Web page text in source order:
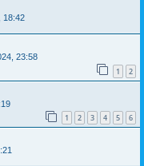
18:42
23:58
1 2
1 2 3 4 5 6